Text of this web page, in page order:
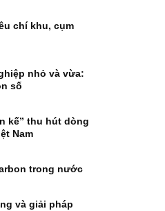
chí khu, cụm
nhỏ và vừa:
số
kế” thu hút dòng
Nam
trong nước
và giải pháp